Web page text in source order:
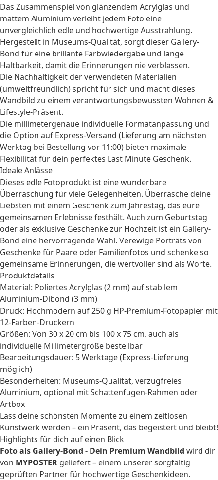
Das Zusammenspiel von glänzendem Acrylglas und
mattem Aluminium verleiht jedem Foto eine
unvergleichlich edle und hochwertige Ausstrahlung.
Hergestellt in Museums-Qualität, sorgt dieser Gallery-
Bond für eine brillante Farbwiedergabe und lange
Haltbarkeit, damit die Erinnerungen nie verblassen.
Die Nachhaltigkeit der verwendeten Materialien
(umweltfreundlich) spricht für sich und macht dieses
Wandbild zu einem verantwortungsbewussten Wohnen &
Lifestyle-Präsent.
Die millimetergenaue individuelle Formatanpassung und
die Option auf Express-Versand (Lieferung am nächsten
Werktag bei Bestellung vor 11:00) bieten maximale
Flexibilität für dein perfektes Last Minute Geschenk.
Ideale Anlässe
Dieses edle Fotoprodukt ist eine wunderbare
Überraschung für viele Gelegenheiten. Überrasche deine
Liebsten mit einem Geschenk zum Jahrestag, das eure
gemeinsamen Erlebnisse festhält. Auch zum Geburtstag
oder als exklusive Geschenke zur Hochzeit ist ein Gallery-
Bond eine hervorragende Wahl. Verewige Porträts von
Geschenke für Paare oder Familienfotos und schenke so
gemeinsame Erinnerungen, die wertvoller sind als Worte.
Produktdetails
Material: Poliertes Acrylglas (2 mm) auf stabilem
Aluminium-Dibond (3 mm)
Druck: Hochmodern auf 250 g HP-Premium-Fotopapier mit
12-Farben-Druckern
Größen: Von 30 x 20 cm bis 100 x 75 cm, auch als
individuelle Millimetergröße bestellbar
Bearbeitungsdauer: 5 Werktage (Express-Lieferung
möglich)
Besonderheiten: Museums-Qualität, verzugfreies
Aluminium, optional mit Schattenfugen-Rahmen oder
Artbox
Lass deine schönsten Momente zu einem zeitlosen
Kunstwerk werden – ein Präsent, das begeistert und bleibt!
Highlights für dich auf einen Blick
Foto als Gallery-Bond - Dein Premium Wandbild wird dir
von MYPOSTER geliefert – einem unserer sorgfältig
geprüften Partner für hochwertige Geschenkideen.